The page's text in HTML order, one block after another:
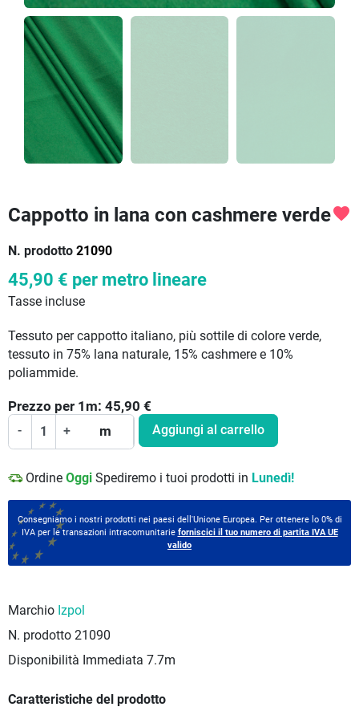
Cappotto in lana con cashmere verde
N. prodotto 21090
favorite
45,90 € per metro lineare
Tasse incluse
Tessuto per cappotto italiano, più sottile di colore verde,
tessuto in 75% lana naturale, 15% cashmere e 10%
poliammide.
Prezzo per 1 m: 45,90 €
- + m Aggiungi al carrello
Ordine Oggi Spediremo i tuoi prodotti in Lunedì!
Consegniamo i nostri prodotti nei paesi dell'Unione Europea. Per ottenere lo 0% di
IVA per le transazioni intracomunitarie forniscici il tuo numero di partita IVA UE
valido
Marchio Izpol
N. prodotto 21090
Disponibilità Immediata 7.7m
Caratteristiche del prodotto